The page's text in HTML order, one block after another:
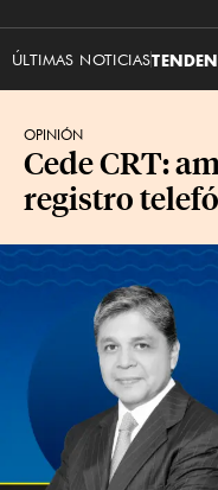
ÚLTIMAS NOTICIAS
OPINIÓN
Cede CRT:
registro